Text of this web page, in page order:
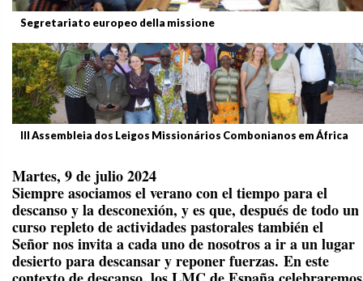
Segretariato europeo della missione
III Assembleia dos Leigos Missionários Combonianos em África
Martes, 9 de julio 2024
Siempre asociamos el verano con el tiempo para el
descanso y la desconexión, y es que, después de todo un
curso repleto de actividades pastorales también el
Señor nos invita a cada uno de nosotros a ir a un lugar
desierto para descansar y reponer fuerzas. En este